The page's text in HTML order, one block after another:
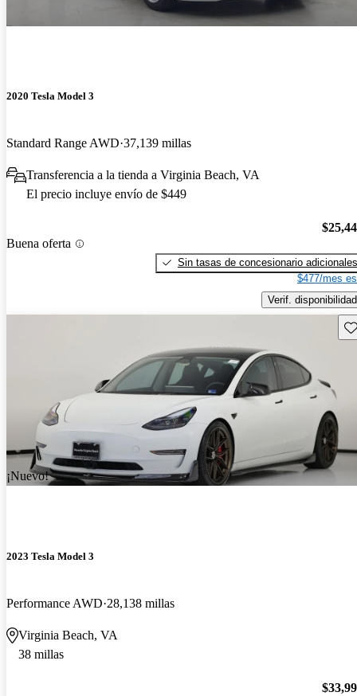
2020 Tesla Model 3
Standard Range AWD 37,139 millas
Transferencia a la tienda a Virginia Beach, VA
El precio incluye envío de $449
Buena oferta
Sin tasas de concesionario adicionales
$477/mes
Verif. disponibilidad
¡Nuevo!
2023 Tesla Model 3
Performance AWD 28,138 millas
Virginia Beach, VA
38 millas